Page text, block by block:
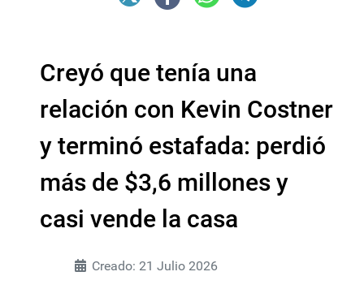
Creyó que tenía una
relación con Kevin Costner
y terminó estafada: perdió
más de $3,6 millones y
casi vende la casa
Creado: 21 Julio 2026